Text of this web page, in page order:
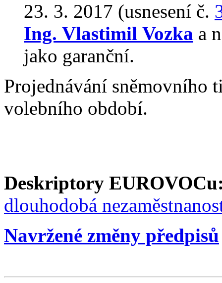
23. 3. 2017 (usnesení č.
Ing. Vlastimil Vozka a
jako garanční.
Projednávání sněmovního
volebního období.
Deskriptory
dlouhodobá
Navržené změny předpisů